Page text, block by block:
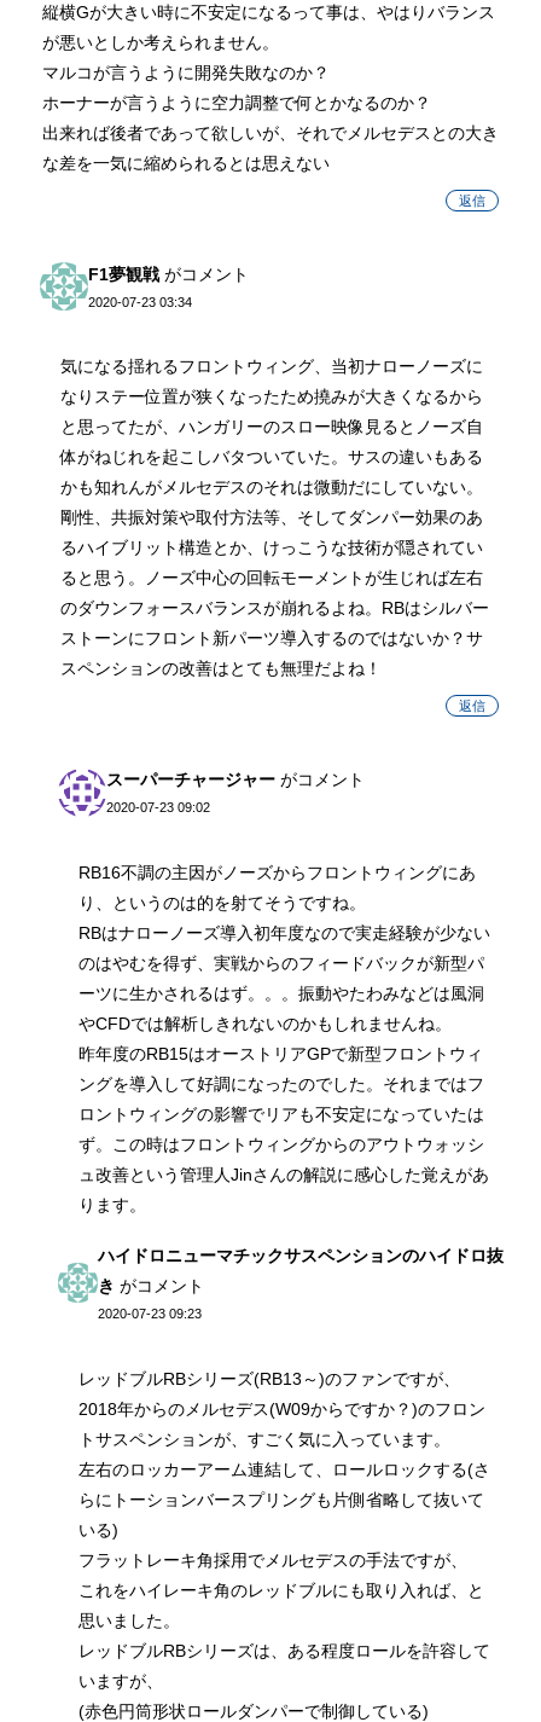
縦横Gが大きい時に不安定になるって事は、やはりバランス
が悪いとしか考えられません。
マルコが言うように開発失敗なのか？
ホーナーが言うように空力調整で何とかなるのか？
出来れば後者であって欲しいが、それでメルセデスとの大き
な差を一気に縮められるとは思えない
返信
F1夢観戦 がコメント
2020-07-23 03:34
気になる揺れるフロントウィング、当初ナローノーズに
なりステー位置が狭くなったため撓みが大きくなるから
と思ってたが、ハンガリーのスロー映像見るとノーズ自
体がねじれを起こしバタついていた。サスの違いもある
かも知れんがメルセデスのそれは微動だにしていない。
剛性、共振対策や取付方法等、そしてダンパー効果のあ
るハイブリット構造とか、けっこうな技術が隠されてい
ると思う。ノーズ中心の回転モーメントが生じれば左右
のダウンフォースバランスが崩れるよね。RBはシルバー
ストーンにフロント新パーツ導入するのではないか？サ
スペンションの改善はとても無理だよね！
返信
スーパーチャージャー がコメント
2020-07-23 09:02
RB16不調の主因がノーズからフロントウィングにあ
り、というのは的を射てそうですね。
RBはナローノーズ導入初年度なので実走経験が少ない
のはやむを得ず、実戦からのフィードバックが新型パ
ーツに生かされるはず。。。振動やたわみなどは風洞
やCFDでは解析しきれないのかもしれませんね。
昨年度のRB15はオーストリアGPで新型フロントウィ
ングを導入して好調になったのでした。それまではフ
ロントウィングの影響でリアも不安定になっていたは
ず。この時はフロントウィングからのアウトウォッシ
ュ改善という管理人Jinさんの解説に感心した覚えがあ
ります。
ハイドロニューマチックサスペンションのハイドロ抜
き がコメント
2020-07-23 09:23
レッドブルRBシリーズ(RB13～)のファンですが、
2018年からのメルセデス(W09からですか？)のフロン
トサスペンションが、すごく気に入っています。
左右のロッカーアーム連結して、ロールロックする(さ
らにトーションバースプリングも片側省略して抜いて
いる)
フラットレーキ角採用でメルセデスの手法ですが、
これをハイレーキ角のレッドブルにも取り入れば、と
思いました。
レッドブルRBシリーズは、ある程度ロールを許容して
いますが、
(赤色円筒形状ロールダンパーで制御している)